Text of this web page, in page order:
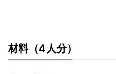
材料（4人分）